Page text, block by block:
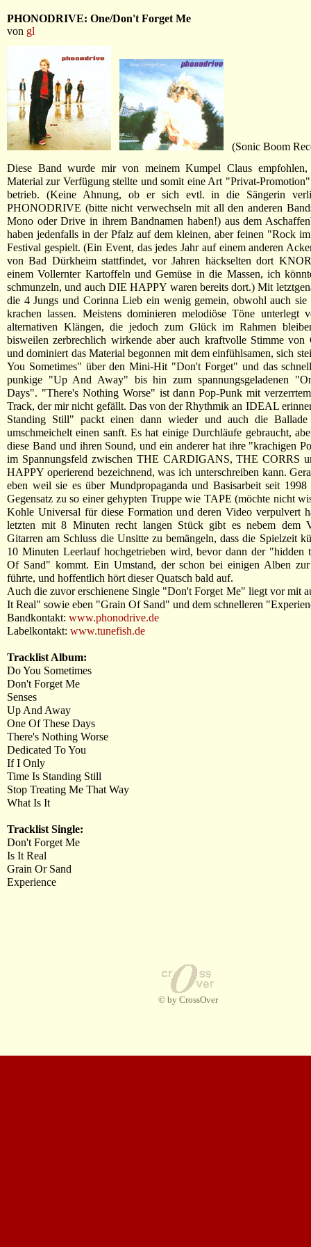
PHONODRIVE: One/Don't Forget Me
von gl
(Sonic Boom
Diese Band wurde mir von meinem Kumpel Claus
Material zur Verfügung stellte und somit eine Art "Privat-
betrieb. (Keine Ahnung, ob er sich evtl. in die Sängerin
PHONODRIVE (bitte nicht verwechseln mit all den anderen
Mono oder Drive in ihrem Bandnamen haben!) aus dem
haben jedenfalls in der Pfalz auf dem kleinen, aber feinen "Rock
Festival gespielt. (Ein Event, das jedes Jahr auf einem anderen
von Bad Dürkheim stattfindet, vor Jahren häckselten dort
einem Vollernter Kartoffeln und Gemüse in die Massen, ich
schmunzeln, und auch DIE HAPPY waren bereits dort.) Mit
die 4 Jungs und Corinna Lieb ein wenig gemein, obwohl auch sie
krachen lassen. Meistens dominieren melodiöse Töne unterlegt
alternativen Klängen, die jedoch zum Glück im Rahmen
bisweilen zerbrechlich wirkende aber auch kraftvolle Stimme von
und dominiert das Material begonnen mit dem einfühlsamen, sich
You Sometimes" über den Mini-Hit "Don't Forget" und das
punkige "Up And Away" bis hin zum spannungsgeladenen
Days". "There's Nothing Worse" ist dann Pop-Punk mit
Track, der mir nicht gefällt. Das von der Rhythmik an IDEAL
Standing Still" packt einen dann wieder und auch die
umschmeichelt einen sanft. Es hat einige Durchläufe gebraucht,
diese Band und ihren Sound, und ein anderer hat ihre "krachigen
im Spannungsfeld zwischen THE CARDIGANS, THE CORRS
HAPPY operierend bezeichnend, was ich unterschreiben kann.
eben weil sie es über Mundpropaganda und Basisarbeit seit
Gegensatz zu so einer gehypten Truppe wie TAPE (möchte nicht
Kohle Universal für diese Formation und deren Video verpulvert
letzten mit 8 Minuten recht langen Stück gibt es nebem dem
Gitarren am Schluss die Unsitte zu bemängeln, dass die Spielzeit
10 Minuten Leerlauf hochgetrieben wird, bevor dann der "hidden
Of Sand" kommt. Ein Umstand, der schon bei einigen Alben zur
führte, und hoffentlich hört dieser Quatsch bald auf.
Auch die zuvor erschienene Single "Don't Forget Me" liegt vor mit
It Real" sowie eben "Grain Of Sand" und dem schnelleren
Bandkontakt: www.phonodrive.de
Labelkontakt: www.tunefish.de
Tracklist Album:
Do You Sometimes
Don't Forget Me
Senses
Up And Away
One Of These Days
There's Nothing Worse
Dedicated To You
If I Only
Time Is Standing Still
Stop Treating Me That Way
What Is It
Tracklist Single:
Don't Forget Me
Is It Real
Grain Or Sand
Experience
© by CrossOver